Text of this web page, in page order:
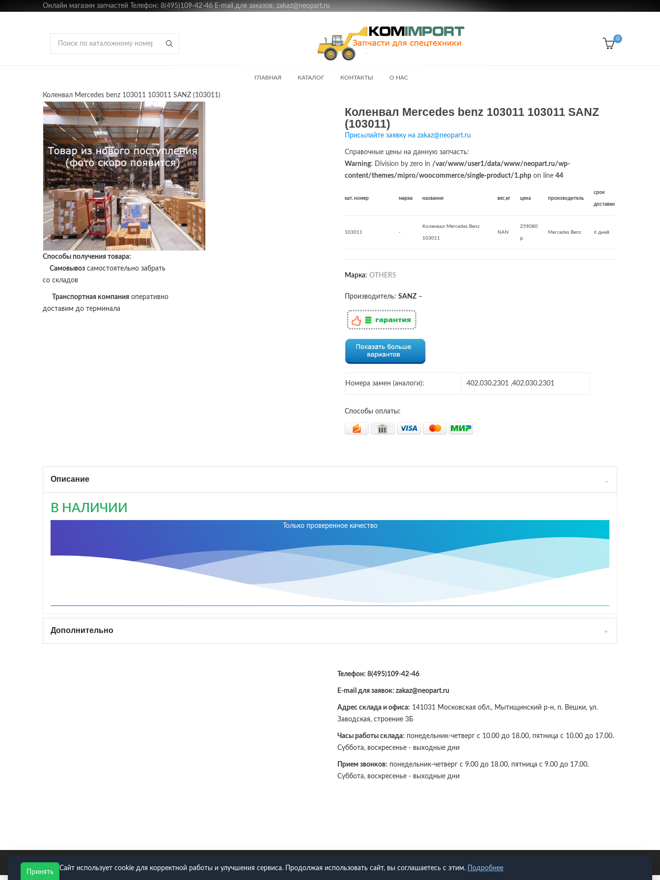
Онлайн магазин запчастей Телефон: 8(495)109-42-46 E-mail для заказов: zakaz@neopart.ru
0
ГЛАВНАЯ КАТАЛОГ КОНТАКТЫ О НАС
Коленвал Mercedes benz 103011 103011 SANZ (103011)
Способы получения товара:
Самовывоз самостоятельно забрать
со складов
Транспортная компания оперативно
доставим до терминала
Коленвал Mercedes benz 103011 103011 SANZ
(103011)
Присылайте заявку на zakaz@neopart.ru
Справочные цены на данную запчасть:
Warning: Division by zero in /var/www/user1/data/www/neopart.ru/wp-
content/themes/mipro/woocommerce/single-product/1.php on line 44
кат. номер марка название вес,кг цена производитель
срок
доставки
103011 -
Коленвал Mercedes Benz
103011
NAN
259080
р.
Mercedes Benz 6 дней
Марка: OTHERS
Производитель: SANZ –
Номера замен (аналоги): 402.030.2301 ,402.030.2301
Способы оплаты:
Описание
В НАЛИЧИИ
Только проверенное качество
Дополнительно
Телефон: 8(495)109-42-46
E-mail для заявок: zakaz@neopart.ru
Адрес склада и офиса: 141031 Московская обл., Мытищинский р-н, п. Вешки, ул.
Заводская, строение 3Б
Часы работы склада: понедельник-четверг с 10.00 до 18.00, пятница с 10.00 до 17.00.
Суббота, воскресенье - выходные дни
Прием звонков: понедельник-четверг с 9.00 до 18.00, пятница с 9.00 до 17.00.
Суббота, воскресенье - выходные дни
E-mail для заявок: zakaz@neopart.ru. Телефон: 8(495)109-42-46
Сайт использует cookie для корректной работы и улучшения сервиса. Продолжая использовать сайт, вы соглашаетесь с этим. Подробнее
Принять